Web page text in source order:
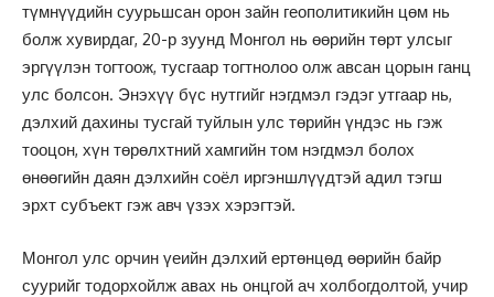
түмнүүдийн суурьшсан орон зайн геополитикийн цөм нь
болж хувирдаг, 20-р зуунд Монгол нь өөрийн төрт улсыг
эргүүлэн тогтоож, тусгаар тогтнолоо олж авсан цорын ганц
улс болсон. Энэхүү бүс нутгийг нэгдмэл гэдэг утгаар нь,
дэлхий дахины тусгай туйлын улс төрийн үндэс нь гэж
тооцон, хүн төрөлхтний хамгийн том нэгдмэл болох
өнөөгийн даян дэлхийн соёл иргэншлүүдтэй адил тэгш
эрхт субъект гэж авч үзэх хэрэгтэй.
Монгол улс орчин үеийн дэлхий ертөнцөд өөрийн байр
суурийг тодорхойлж авах нь онцгой ач холбогдолтой, учир